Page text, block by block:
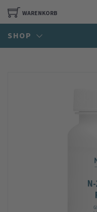
WARENKORB
SHOP